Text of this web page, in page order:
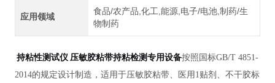
应用领域
食品/农产品,化工,能源,电子/电池,制药/生
物制药
持粘性测试仪 压敏胶粘带持粘检测专用设备按照国标GB/T 4851-
2014的规定设计制造，适用于压敏胶粘带、医用1贴剂、不干胶标